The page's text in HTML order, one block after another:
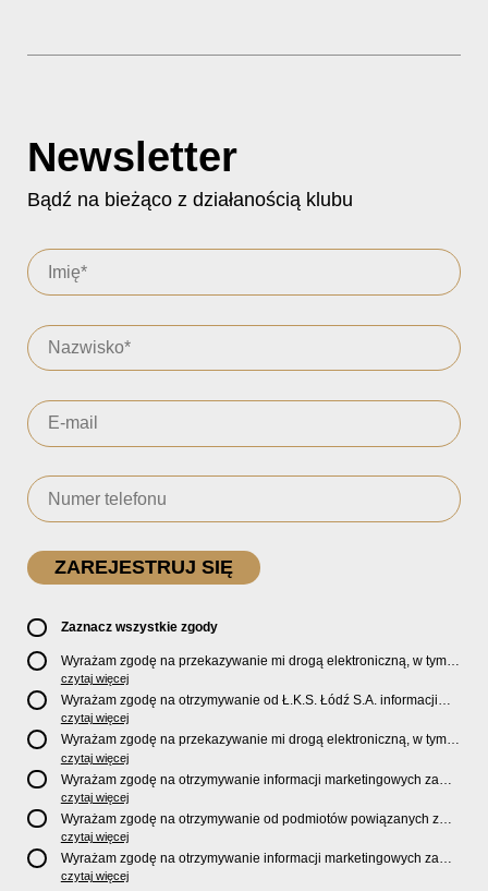
Newsletter
Bądź na bieżąco z działanością klubu
Zaznacz wszystkie zgody
Wyrażam zgodę na przekazywanie mi drogą elektroniczną, w tym
pocztą e-mail, oficjalnego newslettera oraz informacji o zniżkach,
promocjach, nowościach, biletach, karnetach, ofercie sklepu U2
Store oraz serwisu bilety.lkslodz.pl i innych produktach oraz
usługach oferowanych przez Ł.K.S. Łódź S.A.
czytaj więcej
Wyrażam zgodę na otrzymywanie od Ł.K.S. Łódź S.A. informacji
marketingowych dotyczących działalności spółki, ofert, wydarzeń i
produktów za pośrednictwem wiadomości SMS oraz połączeń
telefonicznych.
czytaj więcej
Wyrażam zgodę na przekazywanie mi drogą elektroniczną, w tym
pocztą e-mail, informacji handlowych i marketingowych o
produktach, usługach i działalnościSponsorów i PartnerówŁ.K.S.
Łódź S.A.
czytaj więcej
Wyrażam zgodę na otrzymywanie informacji marketingowych za
pośrednictwem wiadomości SMS oraz połączeń telefonicznych
odSponsorów i PartnerówŁ.K.S. Łódź S.A.
czytaj więcej
Wyrażam zgodę na otrzymywanie od podmiotów powiązanych z
Ł.K.S. Łódź S.A., tj. Fundacji ŁKS oraz Sport Catering sp. z
o.o. informacji marketingowych oraz informacji handlowych o
nowościach, produktach, usługach i działalności drogą
czytaj więcej
Wyrażam zgodę na otrzymywanie informacji marketingowych za
pośrednictwem wiadomości SMS oraz połączeń telefonicznych od
czytaj więcej